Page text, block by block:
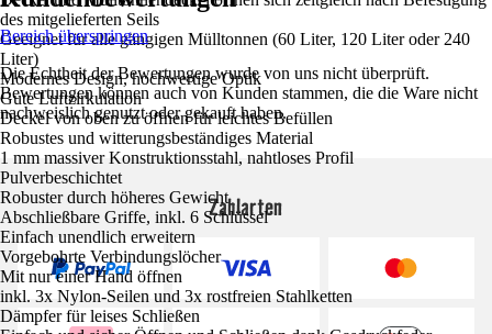
des mitgelieferten Seils
Geeignet für alle gängigen Mülltonnen (60 Liter, 120 Liter oder 240
Liter)
Modernes Design, hochwertige Optik
Gute Luftzirkulation
Deckel von oben zu öffnen für leichtes Befüllen
Robustes und witterungsbeständiges Material
1 mm massiver Konstruktionsstahl, nahtloses Profil
Pulverbeschichtet
Robuster durch höheres Gewicht
Abschließbare Griffe, inkl. 6 Schlüssel
Einfach unendlich erweitern
Vorgebohrte Verbindungslöcher
Mit nur einer Hand öffnen
inkl. 3x Nylon-Seilen und 3x rostfreien Stahlketten
Dämpfer für leises Schließen
Bereich überspringen
Die Echtheit der Bewertungen wurde von uns nicht überprüft.
Bewertungen können auch von Kunden stammen, die die Ware nicht
nachweislich genutzt oder gekauft haben.
Zahlarten